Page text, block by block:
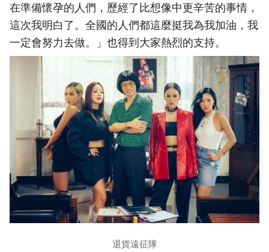
在準備懷孕的人們，歷經了比想像中更辛苦的事情，
這次我明白了。全國的人們都這麼挺我為我加油，我
一定會努力去做。」也得到大家熱烈的支持。
退貨遠征隊